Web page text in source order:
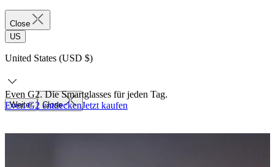
Close
US
United States (USD $)
Weiter Close
Even G2. Die Smartglasses für jeden Tag.
Even G2 entdeckenJetzt kaufen